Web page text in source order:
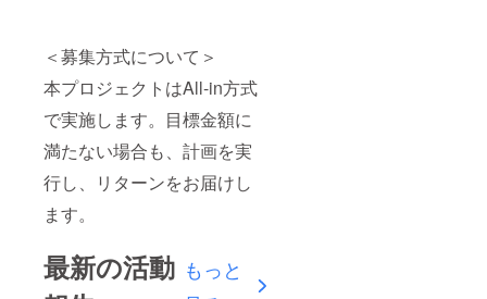
＜募集方式について＞
本プロジェクトはAll-in方式
で実施します。目標金額に
満たない場合も、計画を実
行し、リターンをお届けし
ます。
最新の活動 もっと